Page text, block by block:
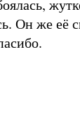
Он же её